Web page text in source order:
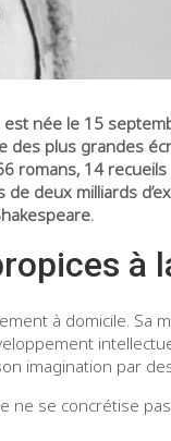
est née le 15
des plus grandes
romans, 14
deux milliards
à
à domicile. Sa
imagination par
ne se concrétise